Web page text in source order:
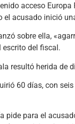
acceso Europa
el acusado inició
sobre ella, «
escrito del fiscal.
resultó herida de
60 días, con seis
pide para el